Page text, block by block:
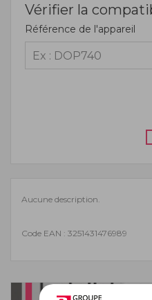
Vérifier la
Référence de l'appareil
Aucune description.
Code EAN : 3251431476989